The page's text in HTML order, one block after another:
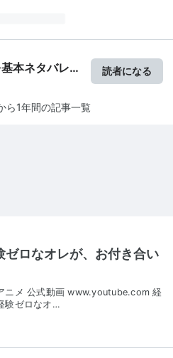
本ネタバレ
読者になる
1年間の記事一覧
ロなオレが、お付き合い
ニメ 公式動画 www.youtube.com 経
験ゼロなオ…